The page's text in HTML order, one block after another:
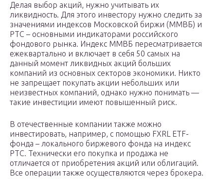
Делая выбор акций, нужно учитывать их
ликвидность. Для этого инвестору нужно следить за
значениями индексов Московской биржи (ММВБ) и
РТС – основными индикаторами российского
фондового рынка. Индекс ММВБ пересматривается
ежеквартально и включает в себя 50 самых на
данный момент ликвидных акций больших
компаний из основных секторов экономики. Никто
не запрещает покупать акции небольших или
неизвестных компаний, однако нужно понимать —
такие инвестиции имеют повышенный риск.
В отечественные компании также можно
инвестировать, например, с помощью FXRL ETF-
фонда – локального биржевого фонда на индекс
РТС. Технически его покупка и продажа не
отличается от приобретения акций или облигаций.
Все операции также осуществляются через брокера.